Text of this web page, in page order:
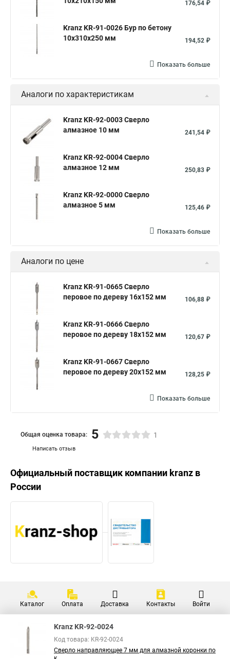
176,54 ₽
Kranz KR-91-0026 Бур по бетону
10x310x250 мм
194,52 ₽
Показать больше
Аналоги по характеристикам
Kranz KR-92-0003 Сверло
алмазное 10 мм
241,54 ₽
Kranz KR-92-0004 Сверло
алмазное 12 мм
250,83 ₽
Kranz KR-92-0000 Сверло
алмазное 5 мм
125,46 ₽
Показать больше
Аналоги по цене
Kranz KR-91-0665 Сверло
перовое по дереву 16х152 мм
106,88 ₽
Kranz KR-91-0666 Сверло
перовое по дереву 18х152 мм
120,67 ₽
Kranz KR-91-0667 Сверло
перовое по дереву 20х152 мм
128,25 ₽
Показать больше
Написать отзыв
Общая оценка товара: 5 1
Официальный поставщик компании kranz в
России
Каталог Оплата Доставка Контакты Войти
Kranz KR-92-0024
Код товара: KR-92-0024
Сверло направляющее 7 мм для алмазной коронки по